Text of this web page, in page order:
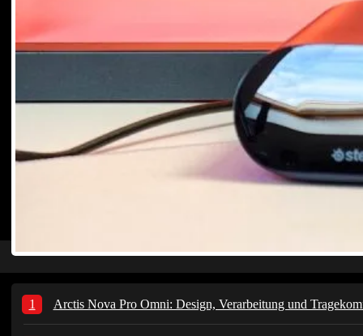
Arctis Nova Pro Omni: Design, Verarbeitung und